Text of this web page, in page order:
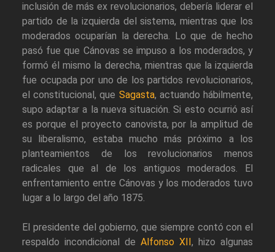
inclusión de más ex revolucionarios, debería liderar el
partido de la izquierda del sistema, mientras que los
moderados ocuparían la derecha. Lo que de hecho
pasó fue que Cánovas se impuso a los moderados, y
formó él mismo la derecha, mientras que la izquierda
fue ocupada por uno de los partidos revolucionarios,
el constitucional, que Sagasta, actuando hábilmente,
supo adaptar a la nueva situación. Si esto ocurrió así
es porque el proyecto canovista, por la amplitud de
su liberalismo, estaba mucho más próximo a los
planteamientos de los revolucionarios menos
radicales que al de los antiguos moderados. El
enfrentamiento entre Cánovas y los moderados tuvo
lugar a lo largo del año 1875.
El presidente del gobierno, que siempre contó con el
respaldo incondicional de Alfonso XII , hizo algunas